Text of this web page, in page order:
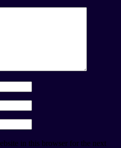
in this browser for the next